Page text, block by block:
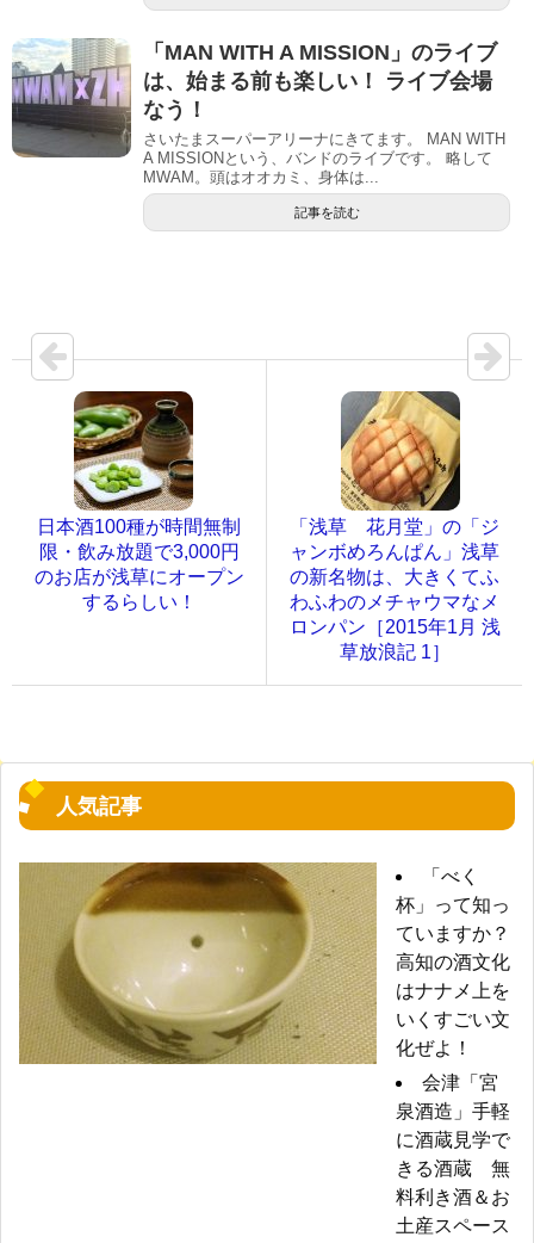
「MAN WITH A MISSION」のライブ
は、始まる前も楽しい！ ライブ会場
なう！
さいたまスーパーアリーナにきてます。 MAN WITH
A MISSIONという、バンドのライブです。 略して
MWAM。頭はオオカミ、身体は...
記事を読む
日本酒100種が時間無制
限・飲み放題で3,000円
のお店が浅草にオープン
するらしい！
「浅草 花月堂」の「ジ
ャンボめろんぱん」浅草
の新名物は、大きくてふ
わふわのメチャウマなメ
ロンパン［2015年1月 浅
草放浪記 1］
人気記事
「べく
杯」って知っ
ていますか？
高知の酒文化
はナナメ上を
いくすごい文
化ぜよ！
会津「宮
泉酒造」手軽
に酒蔵見学で
きる酒蔵 無
料利き酒＆お
土産スペース